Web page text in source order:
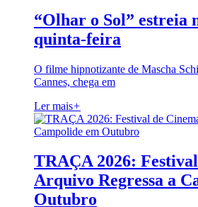
“Olhar o Sol” estreia
quinta-feira
O filme hipnotizante de Mascha
Cannes, chega em
Ler mais+
TRAÇA 2026:
Arquivo Regressa a
Outubro